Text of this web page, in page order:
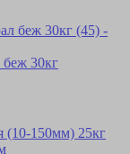
30кг